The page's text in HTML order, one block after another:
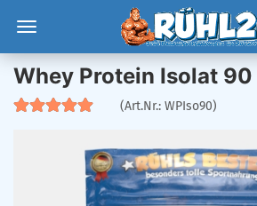
Whey Protein Isolat 90
(Art.Nr.: WPIso90)